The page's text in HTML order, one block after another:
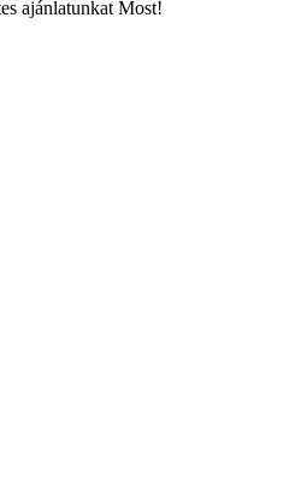
ajánlatunkat Most!